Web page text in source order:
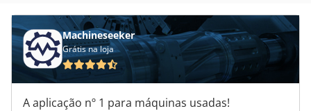
Machineseeker
Grátis na loja
A aplicação nº 1 para máquinas usadas!